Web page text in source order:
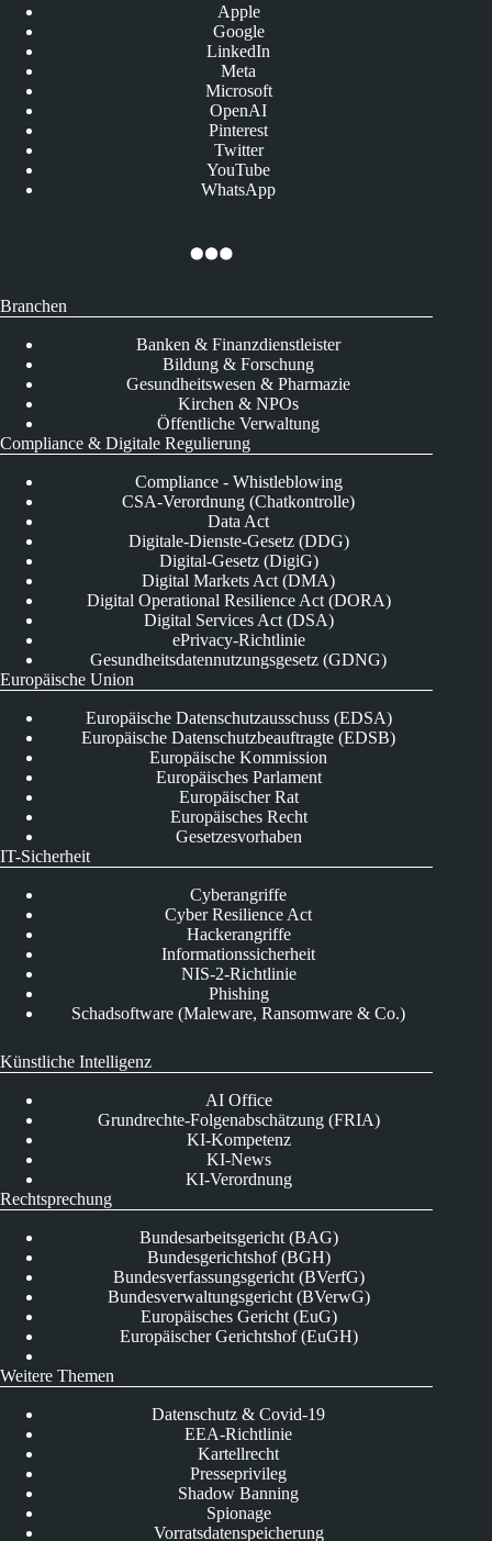
Apple
Google
LinkedIn
Meta
Microsoft
OpenAI
Pinterest
Twitter
YouTube
WhatsApp
Branchen
Banken & Finanzdienstleister
Bildung & Forschung
Gesundheitswesen & Pharmazie
Kirchen & NPOs
Öffentliche Verwaltung
Compliance & Digitale Regulierung
Compliance - Whistleblowing
CSA-Verordnung (Chatkontrolle)
Data Act
Digitale-Dienste-Gesetz (DDG)
Digital-Gesetz (DigiG)
Digital Markets Act (DMA)
Digital Operational Resilience Act (DORA)
Digital Services Act (DSA)
ePrivacy-Richtlinie
Gesundheitsdatennutzungsgesetz (GDNG)
Europäische Union
Europäische Datenschutzausschuss (EDSA)
Europäische Datenschutzbeauftragte (EDSB)
Europäische Kommission
Europäisches Parlament
Europäischer Rat
Europäisches Recht
Gesetzesvorhaben
IT-Sicherheit
Cyberangriffe
Cyber Resilience Act
Hackerangriffe
Informationssicherheit
NIS-2-Richtlinie
Phishing
Schadsoftware (Maleware, Ransomware & Co.)
Künstliche Intelligenz
AI Office
Grundrechte-Folgenabschätzung (FRIA)
KI-Kompetenz
KI-News
KI-Verordnung
Rechtsprechung
Bundesarbeitsgericht (BAG)
Bundesgerichtshof (BGH)
Bundesverfassungsgericht (BVerfG)
Bundesverwaltungsgericht (BVerwG)
Europäisches Gericht (EuG)
Europäischer Gerichtshof (EuGH)
Weitere Themen
Datenschutz & Covid-19
EEA-Richtlinie
Kartellrecht
Presseprivileg
Shadow Banning
Spionage
Vorratsdatenspeicherung